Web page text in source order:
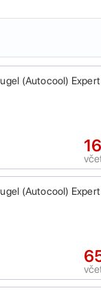
(Autocool)
(Autocool)